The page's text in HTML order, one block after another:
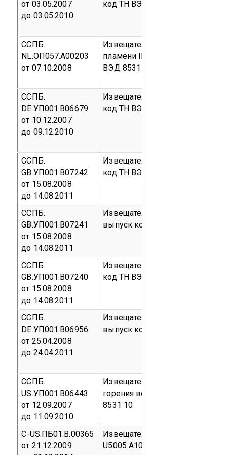
от 03.05.2007
до 03.05.2010
код ТН ВЭД 8531 10 300 0
ССПБ.
NL.ОП057.А00203
от 07.10.2008
Извещатель пожарный
пламени IR Х3301, ручной
ВЭД 8531 10
ССПБ.
DE.УП001.В06679
от 10.12.2007
до 09.12.2010
Извещатель пожарный ручной
код ТН ВЭД 8531 10
ССПБ.
GB.УП001.В07242
от 15.08.2008
до 14.08.2011
Извещатель пожарный ручной
код ТН ВЭД 8531 10
ССПБ.
GB.УП001.В07241
от 15.08.2008
до 14.08.2011
Извещатель пожарный ручной
выпуск код ТН ВЭД 8531 10
ССПБ.
GB.УП001.В07240
от 15.08.2008
до 14.08.2011
Извещатель пожарный
код ТН ВЭД 8531 10
ССПБ.
DE.УП001.В06956
от 25.04.2008
до 24.04.2011
Извещатель пожарный ручной
выпуск код ТН ВЭД 8531 10
ССПБ.
US.УП001.В06443
от 12.09.2007
до 11.09.2010
Извещатель пламени
горения водорода Х3302
8531 10
С-US.ПБ01.В.00365
от 21.12.2009
Извещатель пожарный
U5005 A1001R; Извещатель